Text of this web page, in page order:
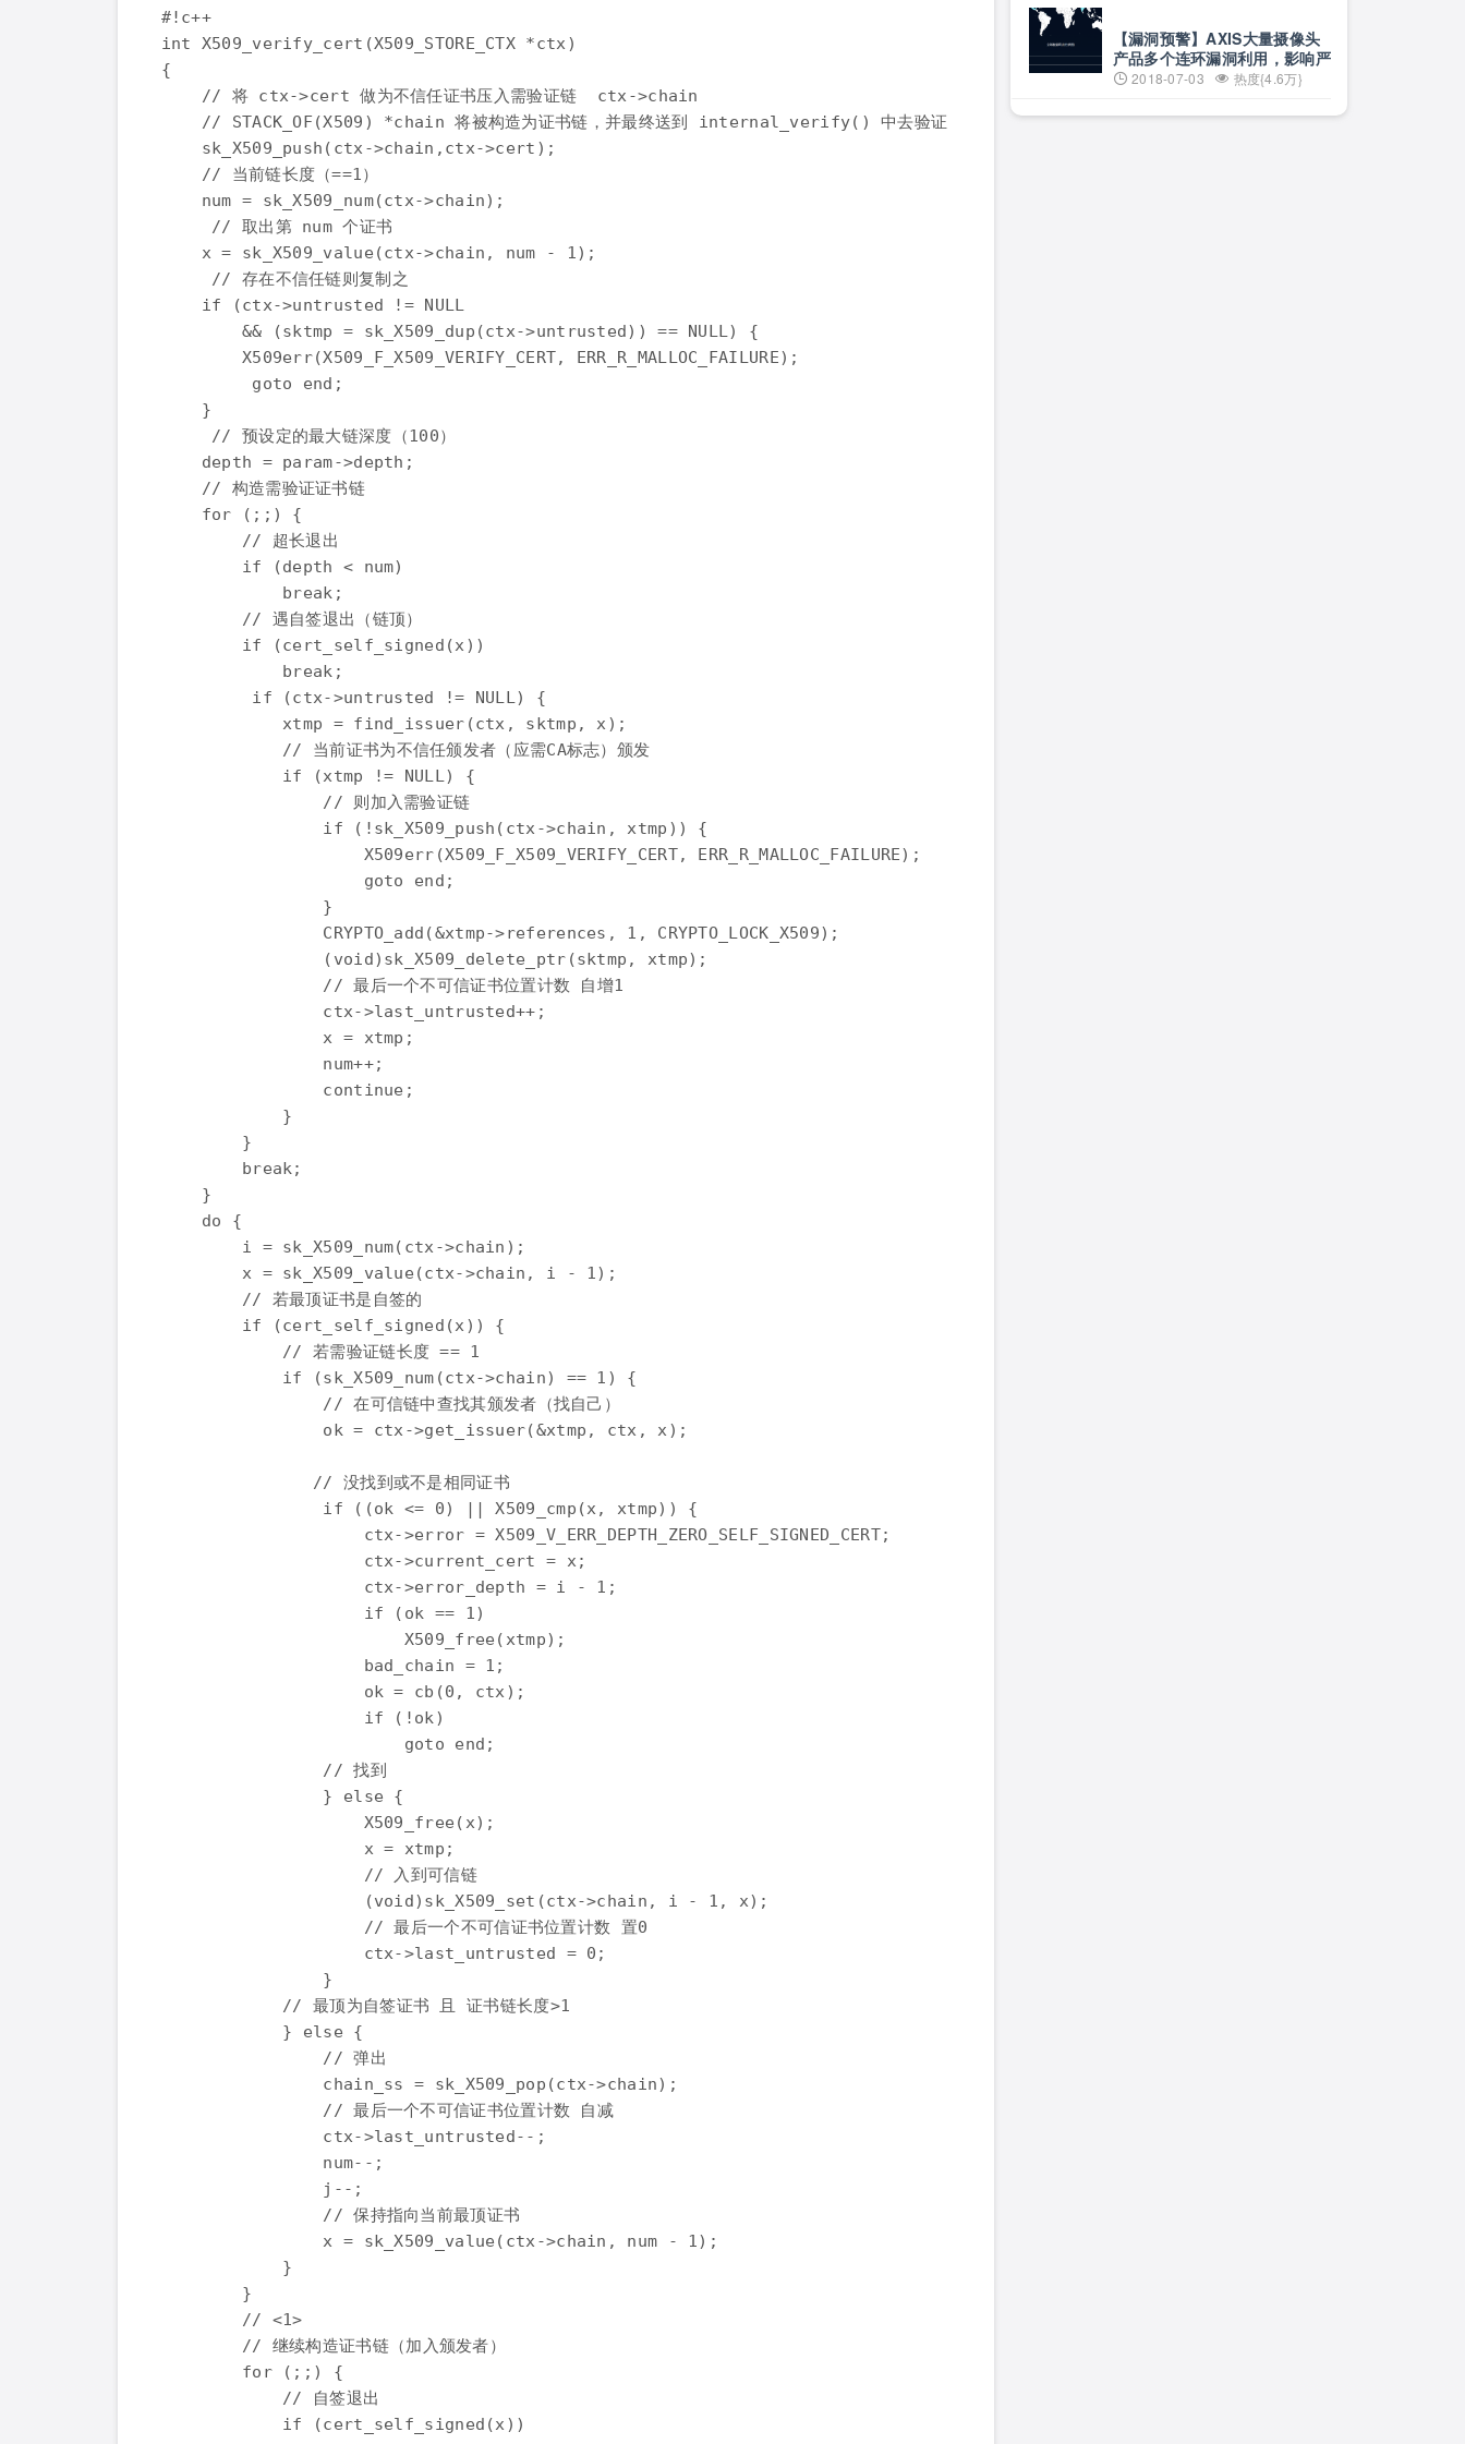
#!c++
int X509_verify_cert(X509_STORE_CTX *ctx)
{
    // 将 ctx->cert 做为不信任证书压入需验证链  ctx->chain
    // STACK_OF(X509) *chain 将被构造为证书链，并最终送到 internal_verify() 中去验证
    sk_X509_push(ctx->chain,ctx->cert);
    // 当前链长度（==1）
    num = sk_X509_num(ctx->chain);
     // 取出第 num 个证书
    x = sk_X509_value(ctx->chain, num - 1);
     // 存在不信任链则复制之
    if (ctx->untrusted != NULL
        && (sktmp = sk_X509_dup(ctx->untrusted)) == NULL) {
        X509err(X509_F_X509_VERIFY_CERT, ERR_R_MALLOC_FAILURE);
         goto end;
    }
     // 预设定的最大链深度（100）
    depth = param->depth;
    // 构造需验证证书链
    for (;;) {
        // 超长退出
        if (depth < num)
            break;
        // 遇自签退出（链顶）
        if (cert_self_signed(x))
            break;
         if (ctx->untrusted != NULL) {
            xtmp = find_issuer(ctx, sktmp, x);
            // 当前证书为不信任颁发者（应需CA标志）颁发
            if (xtmp != NULL) {
                // 则加入需验证链
                if (!sk_X509_push(ctx->chain, xtmp)) {
                    X509err(X509_F_X509_VERIFY_CERT, ERR_R_MALLOC_FAILURE);
                    goto end;
                }
                CRYPTO_add(&xtmp->references, 1, CRYPTO_LOCK_X509);
                (void)sk_X509_delete_ptr(sktmp, xtmp);
                // 最后一个不可信证书位置计数 自增1
                ctx->last_untrusted++;
                x = xtmp;
                num++;
                continue;
            }
        }
        break;
    }
    do {
        i = sk_X509_num(ctx->chain);
        x = sk_X509_value(ctx->chain, i - 1);
        // 若最顶证书是自签的
        if (cert_self_signed(x)) {
            // 若需验证链长度 == 1
            if (sk_X509_num(ctx->chain) == 1) {
                // 在可信链中查找其颁发者（找自己）
                ok = ctx->get_issuer(&xtmp, ctx, x);
               // 没找到或不是相同证书
                if ((ok <= 0) || X509_cmp(x, xtmp)) {
                    ctx->error = X509_V_ERR_DEPTH_ZERO_SELF_SIGNED_CERT;
                    ctx->current_cert = x;
                    ctx->error_depth = i - 1;
                    if (ok == 1)
                        X509_free(xtmp);
                    bad_chain = 1;
                    ok = cb(0, ctx);
                    if (!ok)
                        goto end;
                // 找到
                } else {
                    X509_free(x);
                    x = xtmp;
                    // 入到可信链
                    (void)sk_X509_set(ctx->chain, i - 1, x);
                    // 最后一个不可信证书位置计数 置0
                    ctx->last_untrusted = 0;
                }
            // 最顶为自签证书 且 证书链长度>1
            } else {
                // 弹出
                chain_ss = sk_X509_pop(ctx->chain);
                // 最后一个不可信证书位置计数 自减
                ctx->last_untrusted--;
                num--;
                j--;
                // 保持指向当前最顶证书
                x = sk_X509_value(ctx->chain, num - 1);
            }
        }
        // <1>
        // 继续构造证书链（加入颁发者）
        for (;;) {
            // 自签退出
            if (cert_self_signed(x))
【漏洞预警】AXIS大量摄像头
产品多个连环漏洞利用，影响严
重 2018-07-03 热度{4.6万}